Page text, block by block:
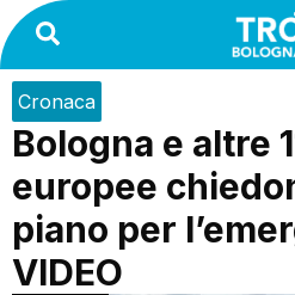
Cronaca
Bologna e altre
europee
piano per
VIDEO